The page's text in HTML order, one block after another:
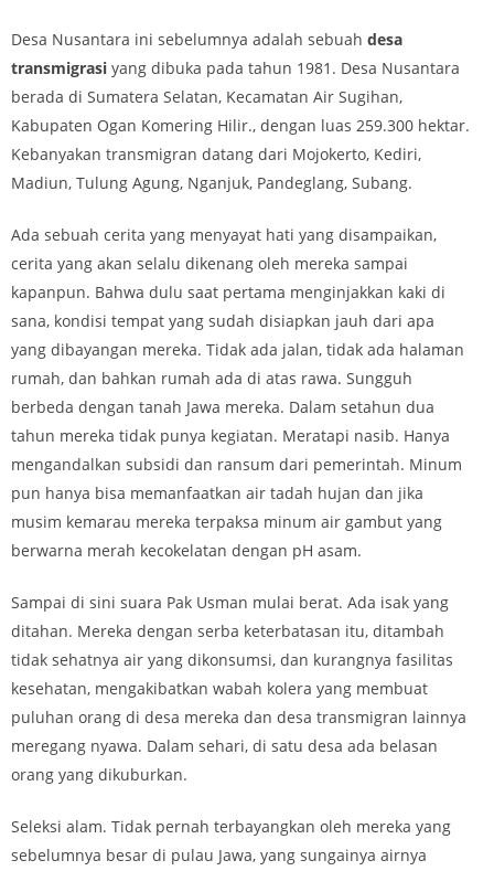
Desa Nusantara ini sebelumnya adalah sebuah desa
transmigrasi yang dibuka pada tahun 1981. Desa Nusantara
berada di Sumatera Selatan, Kecamatan Air Sugihan,
Kabupaten Ogan Komering Hilir., dengan luas 259.300 hektar.
Kebanyakan transmigran datang dari Mojokerto, Kediri,
Madiun, Tulung Agung, Nganjuk, Pandeglang, Subang.
Ada sebuah cerita yang menyayat hati yang disampaikan,
cerita yang akan selalu dikenang oleh mereka sampai
kapanpun. Bahwa dulu saat pertama menginjakkan kaki di
sana, kondisi tempat yang sudah disiapkan jauh dari apa
yang dibayangan mereka. Tidak ada jalan, tidak ada halaman
rumah, dan bahkan rumah ada di atas rawa. Sungguh
berbeda dengan tanah Jawa mereka. Dalam setahun dua
tahun mereka tidak punya kegiatan. Meratapi nasib. Hanya
mengandalkan subsidi dan ransum dari pemerintah. Minum
pun hanya bisa memanfaatkan air tadah hujan dan jika
musim kemarau mereka terpaksa minum air gambut yang
berwarna merah kecokelatan dengan pH asam.
Sampai di sini suara Pak Usman mulai berat. Ada isak yang
ditahan. Mereka dengan serba keterbatasan itu, ditambah
tidak sehatnya air yang dikonsumsi, dan kurangnya fasilitas
kesehatan, mengakibatkan wabah kolera yang membuat
puluhan orang di desa mereka dan desa transmigran lainnya
meregang nyawa. Dalam sehari, di satu desa ada belasan
orang yang dikuburkan.
Seleksi alam. Tidak pernah terbayangkan oleh mereka yang
sebelumnya besar di pulau Jawa, yang sungainya airnya